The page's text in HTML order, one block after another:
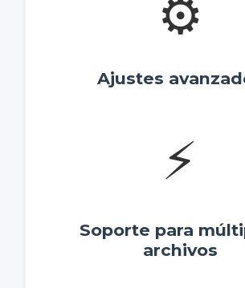
⚙️
Ajustes
⚡
Soporte para
archivos